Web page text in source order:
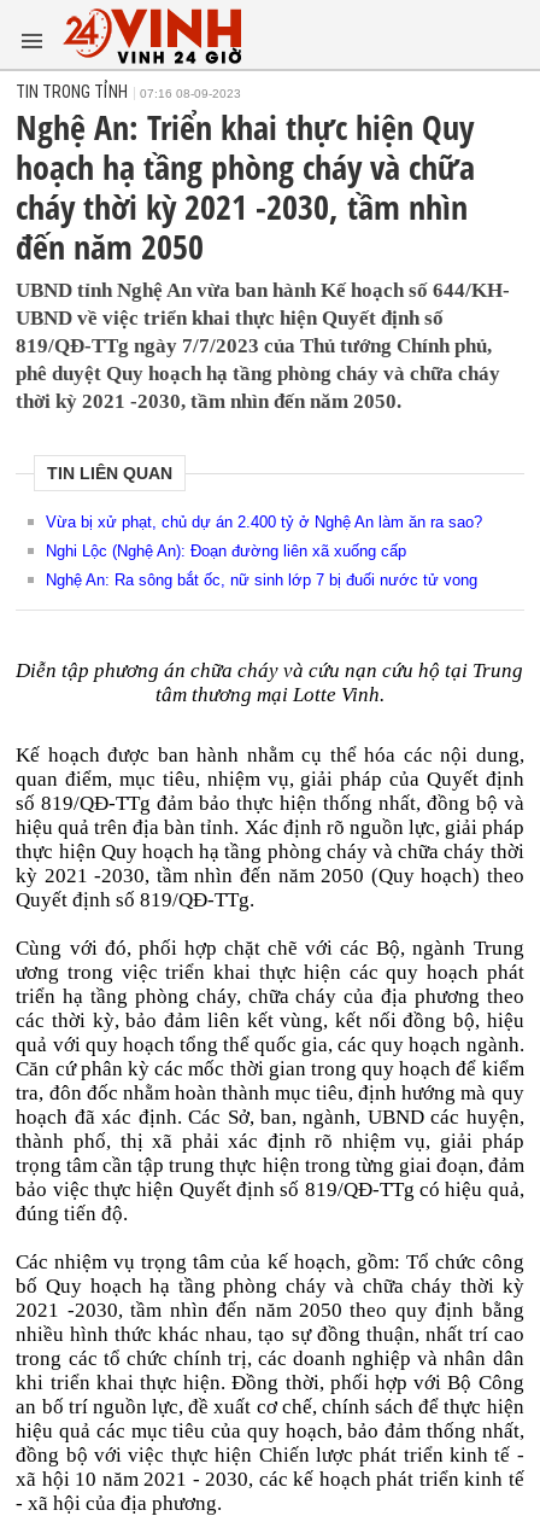
TIN TRONG TỈNH 07:16 08-09-2023
Nghệ An: Triển khai thực hiện Quy
hoạch hạ tầng phòng cháy và chữa
cháy thời kỳ 2021 -2030, tầm nhìn
đến năm 2050
UBND tỉnh Nghệ An vừa ban hành Kế hoạch số 644/KH-
UBND về việc triển khai thực hiện Quyết định số
819/QĐ-TTg ngày 7/7/2023 của Thủ tướng Chính phủ,
phê duyệt Quy hoạch hạ tầng phòng cháy và chữa cháy
thời kỳ 2021 -2030, tầm nhìn đến năm 2050.
TIN LIÊN QUAN
Vừa bị xử phạt, chủ dự án 2.400 tỷ ở Nghệ An làm ăn ra sao?
Nghi Lộc (Nghệ An): Đoạn đường liên xã xuống cấp
Nghệ An: Ra sông bắt ốc, nữ sinh lớp 7 bị đuối nước tử vong
Diễn tập phương án chữa cháy và cứu nạn cứu hộ tại Trung
tâm thương mại Lotte Vinh.
Kế hoạch được ban hành nhằm cụ thể hóa các nội dung,
quan điểm, mục tiêu, nhiệm vụ, giải pháp của Quyết định
số 819/QĐ-TTg đảm bảo thực hiện thống nhất, đồng bộ và
hiệu quả trên địa bàn tỉnh. Xác định rõ nguồn lực, giải pháp
thực hiện Quy hoạch hạ tầng phòng cháy và chữa cháy thời
kỳ 2021 -2030, tầm nhìn đến năm 2050 (Quy hoạch) theo
Quyết định số 819/QĐ-TTg.
Cùng với đó, phối hợp chặt chẽ với các Bộ, ngành Trung
ương trong việc triển khai thực hiện các quy hoạch phát
triển hạ tầng phòng cháy, chữa cháy của địa phương theo
các thời kỳ, bảo đảm liên kết vùng, kết nối đồng bộ, hiệu
quả với quy hoạch tổng thể quốc gia, các quy hoạch ngành.
Căn cứ phân kỳ các mốc thời gian trong quy hoạch để kiểm
tra, đôn đốc nhằm hoàn thành mục tiêu, định hướng mà quy
hoạch đã xác định. Các Sở, ban, ngành, UBND các huyện,
thành phố, thị xã phải xác định rõ nhiệm vụ, giải pháp
trọng tâm cần tập trung thực hiện trong từng giai đoạn, đảm
bảo việc thực hiện Quyết định số 819/QĐ-TTg có hiệu quả,
đúng tiến độ.
Các nhiệm vụ trọng tâm của kế hoạch, gồm: Tổ chức công
bố Quy hoạch hạ tầng phòng cháy và chữa cháy thời kỳ
2021 -2030, tầm nhìn đến năm 2050 theo quy định bằng
nhiều hình thức khác nhau, tạo sự đồng thuận, nhất trí cao
trong các tổ chức chính trị, các doanh nghiệp và nhân dân
khi triển khai thực hiện. Đồng thời, phối hợp với Bộ Công
an bố trí nguồn lực, đề xuất cơ chế, chính sách để thực hiện
hiệu quả các mục tiêu của quy hoạch, bảo đảm thống nhất,
đồng bộ với việc thực hiện Chiến lược phát triển kinh tế -
xã hội 10 năm 2021 - 2030, các kế hoạch phát triển kinh tế
- xã hội của địa phương.